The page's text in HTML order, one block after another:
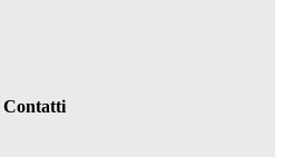
Contatti